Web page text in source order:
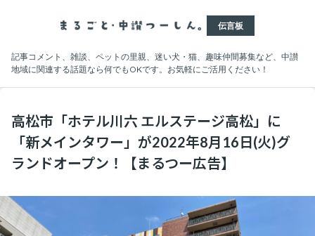
伝言板
記事コメント、雑談、ペットの里親、迷い犬・猫、趣味仲間募集など、中讃
地域に関連する話題なら何でもOKです。お気軽にご活用ください！
高松市「ホテル川六 エルステージ高松」に
「新メインタワー」が2022年8月16日(火)グ
ランドオープン！【まるつー広告】